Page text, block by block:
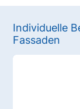
Individuelle
Fassaden